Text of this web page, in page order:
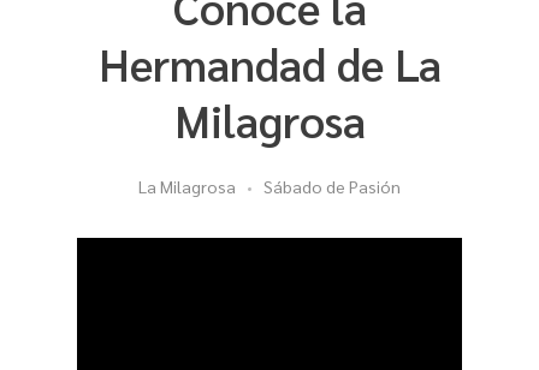
Hermandad de La
Milagrosa
La Milagrosa Sábado de Pasión